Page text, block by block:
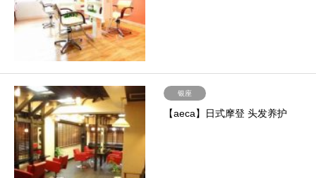
银座
【aeca】日式摩登 头发养护